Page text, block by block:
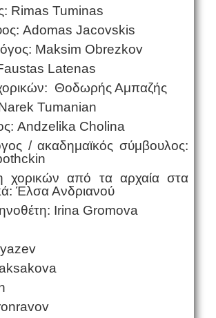
Rimas Tuminas
Adomas Jacovskis
Maksim Obrezkov
Latenas
Θοδωρής Αμπαζής
Tumanian
Andzelika Cholina
/ ακαδημαϊκός σύμβουλος:
χορικών από τα αρχαία στα
Έλσα Ανδριανού
Irina Gromova
Maksakova